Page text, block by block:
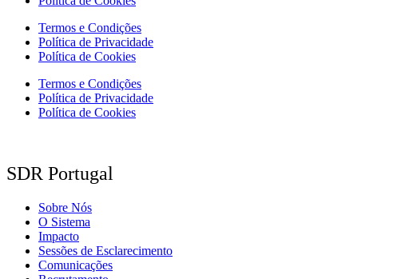
Termos e Condições
Política de Privacidade
Política de Cookies
Termos e Condições
Política de Privacidade
Política de Cookies
SDR Portugal
Sobre Nós
O Sistema
Impacto
Sessões de Esclarecimento
Comunicações